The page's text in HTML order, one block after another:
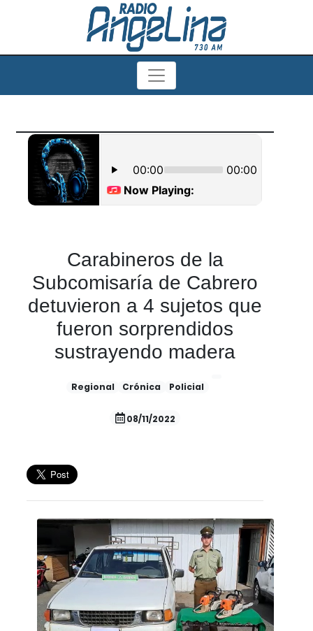
Carabineros de la
Subcomisaría de Cabrero
detuvieron a 4 sujetos que
fueron sorprendidos
sustrayendo madera
Regional Crónica Policial
08/11/2022